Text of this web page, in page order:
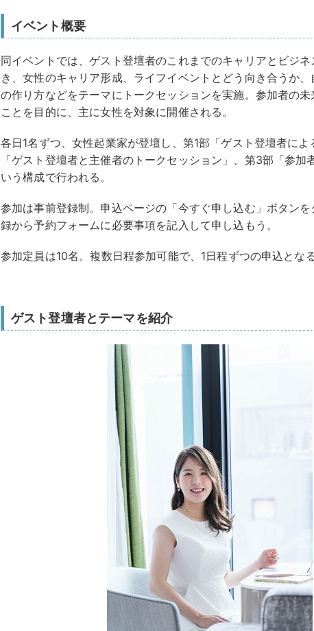
イベント概要
同イベントでは、ゲスト登壇者のこれまでのキャリアとビジ
き、女性のキャリア形成、ライフイベントとどう向き合うか
の作り方などをテーマにトークセッションを実施。参加者の
ことを目的に、主に女性を対象に開催される。
各日1名ずつ、女性起業家が登壇し、第1部「ゲスト登壇者に
「ゲスト登壇者と主催者のトークセッション」、第3部「参加
いう構成で行われる。
参加は事前登録制。申込ページの「今すぐ申し込む」ボタン
録から予約フォームに必要事項を記入して申し込もう。
参加定員は10名。複数日程参加可能で、1日程ずつの申込となる
ゲスト登壇者とテーマを紹介